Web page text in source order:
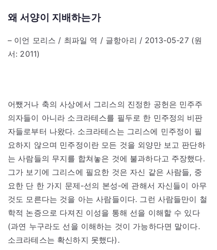
왜 서양이 지배하는가
– 이언 모리스 / 최파일 역 / 글항아리 / 2013-05-27 (원
서: 2011)
어쨌거나 축의 사상에서 그리스의 진정한 공헌은 민주주
의자들이 아니라 소크라테스를 필두로 한 민주정의 비판
자들로부터 나왔다. 소크라테스는 그리스에 민주정이 필
요하지 않으며 민주정이란 모든 것을 외양만 보고 판단하
는 사람들의 무지를 합쳐놓은 것에 불과하다고 주장했다.
그가 보기에 그리스에 필요한 것은 자신 같은 사람들, 중
요한 단 한 가지 문제-선의 본성-에 관해서 자신들이 아무
것도 모른다는 것을 아는 사람들이다. 그런 사람들만이 철
학적 논증으로 다져진 이성을 통해 선을 이해할 수 있다
(과연 누구라도 선을 이해하는 것이 가능하다면 말이다.
소크라테스는 확신하지 못했다).